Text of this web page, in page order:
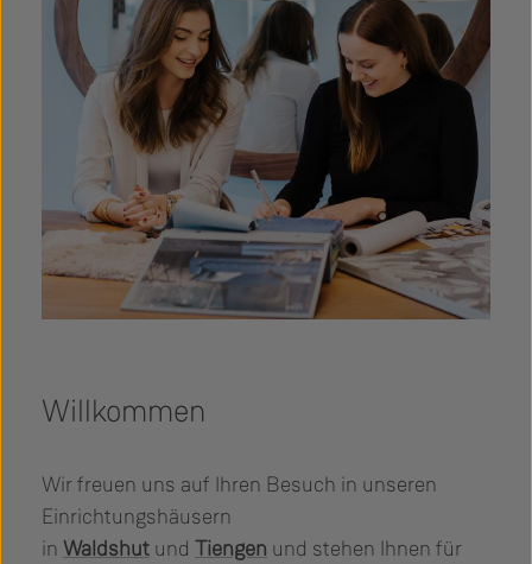
Willkommen
Wir freuen uns auf Ihren Besuch in unseren
Einrichtungshäusern
in Waldshut und Tiengen und stehen Ihnen für